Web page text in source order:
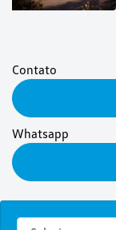
Contato
Whatsapp